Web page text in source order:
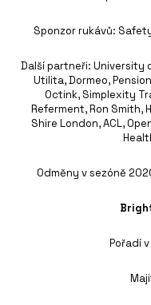
Sponzor rukávů:
Další partneři: University
Utilita, Dormeo,
Octink, Simplexity
Referment, Ron Smith,
Shire London, ACL,
Odměny v sezóně
Pořadí